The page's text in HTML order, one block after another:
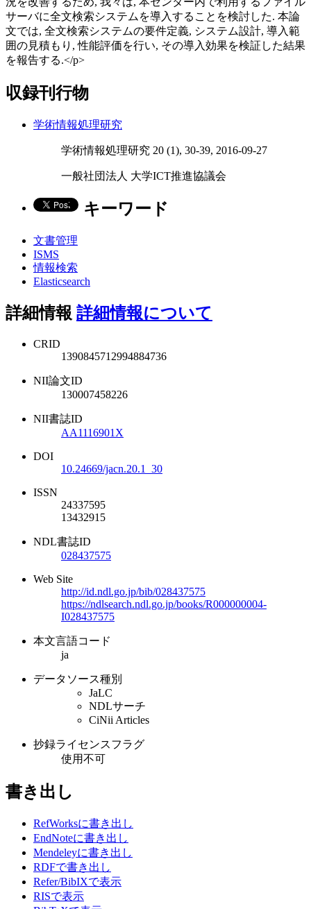
サーバに全文検索システムを導入することを検討した. 本論
文では, 全文検索システムの要件定義, システム設計, 導入範
囲の見積もり, 性能評価を行い, その導入効果を検証した結果
を報告する.</p>
収録刊行物
学術情報処理研究
学術情報処理研究 20 (1), 30-39, 2016-09-27
一般社団法人 大学ICT推進協議会
キーワード
文書管理
ISMS
情報検索
Elasticsearch
詳細情報 詳細情報について
CRID
1390845712994884736
NII論文ID
130007458226
NII書誌ID
AA1116901X
DOI
10.24669/jacn.20.1_30
ISSN
24337595
13432915
NDL書誌ID
028437575
Web Site
http://id.ndl.go.jp/bib/028437575
https://ndlsearch.ndl.go.jp/books/R000000004-
I028437575
本文言語コード
ja
データソース種別
JaLC
NDLサーチ
CiNii Articles
抄録ライセンスフラグ
使用不可
書き出し
RefWorksに書き出し
EndNoteに書き出し
Mendeleyに書き出し
RDFで書き出し
Refer/BibIXで表示
RISで表示